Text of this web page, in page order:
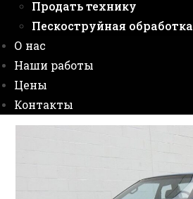
Продать технику
Пескоструйная обработка
О нас
Наши работы
Цены
Контакты